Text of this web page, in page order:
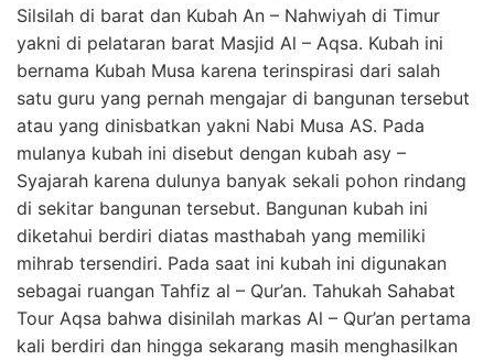
Silsilah di barat dan Kubah An – Nahwiyah di Timur
yakni di pelataran barat Masjid Al – Aqsa. Kubah ini
bernama Kubah Musa karena terinspirasi dari salah
satu guru yang pernah mengajar di bangunan tersebut
atau yang dinisbatkan yakni Nabi Musa AS. Pada
mulanya kubah ini disebut dengan kubah asy –
Syajarah karena dulunya banyak sekali pohon rindang
di sekitar bangunan tersebut. Bangunan kubah ini
diketahui berdiri diatas masthabah yang memiliki
mihrab tersendiri. Pada saat ini kubah ini digunakan
sebagai ruangan Tahfiz al – Qur’an. Tahukah Sahabat
Tour Aqsa bahwa disinilah markas Al – Qur’an pertama
kali berdiri dan hingga sekarang masih menghasilkan